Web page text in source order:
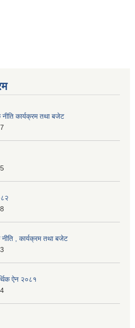
कार्यक्रम तथा बजेट
, कार्यक्रम तथा बजेट
‌‌‌ऐन २०८१